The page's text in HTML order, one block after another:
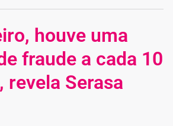
houve uma
fraude a cada 10
revela Serasa